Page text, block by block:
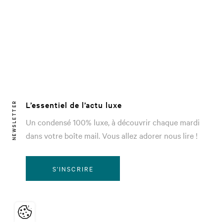
NEWSLETTER
L’essentiel de l’actu luxe
Un condensé 100% luxe, à découvrir chaque mardi
dans votre boîte mail. Vous allez adorer nous lire !
S'INSCRIRE